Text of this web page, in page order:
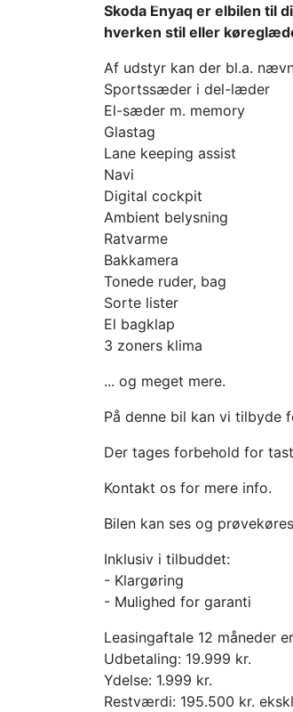
Skoda Enyaq er elbilen til
hverken stil eller
Af udstyr kan der bl.a.
Sportssæder i del-læder
El-sæder m. memory
Glastag
Lane keeping assist
Navi
Digital cockpit
Ambient belysning
Ratvarme
Bakkamera
Tonede ruder, bag
Sorte lister
El bagklap
3 zoners klima
... og meget mere.
På denne bil kan vi tilbyde
Der tages forbehold for
Kontakt os for mere info.
Bilen kan ses og
Inklusiv i tilbuddet:
- Klargøring
- Mulighed for garanti
Leasingaftale 12 måneder
Udbetaling: 19.999 kr.
Ydelse: 1.999 kr.
Restværdi: 195.500 kr.